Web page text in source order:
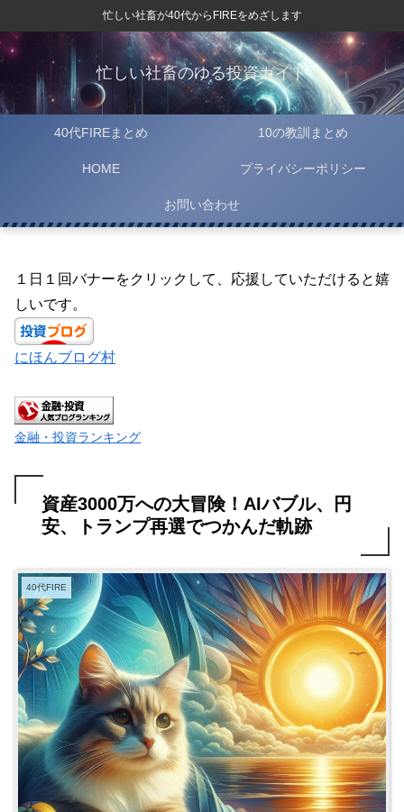
忙しい社畜が40代からFIREをめざします
忙しい社畜のゆる投資ガイド
40代FIREまとめ 10の教訓まとめ
HOME プライバシーポリシー
お問い合わせ
１日１回バナーをクリックして、応援していただけると嬉
しいです。
にほんブログ村
金融・投資ランキング
資産3000万への大冒険！AIバブル、円
安、トランプ再選でつかんだ軌跡
40代FIRE